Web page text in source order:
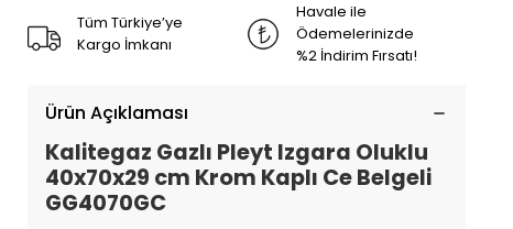
Tüm Türkiye’ye
Kargo İmkanı
Havale ile
Ödemelerinizde
%2 İndirim Fırsatı!
Ürün Açıklaması
Kalitegaz Gazlı Pleyt Izgara Oluklu
40x70x29 cm Krom Kaplı Ce Belgeli
GG4070GC